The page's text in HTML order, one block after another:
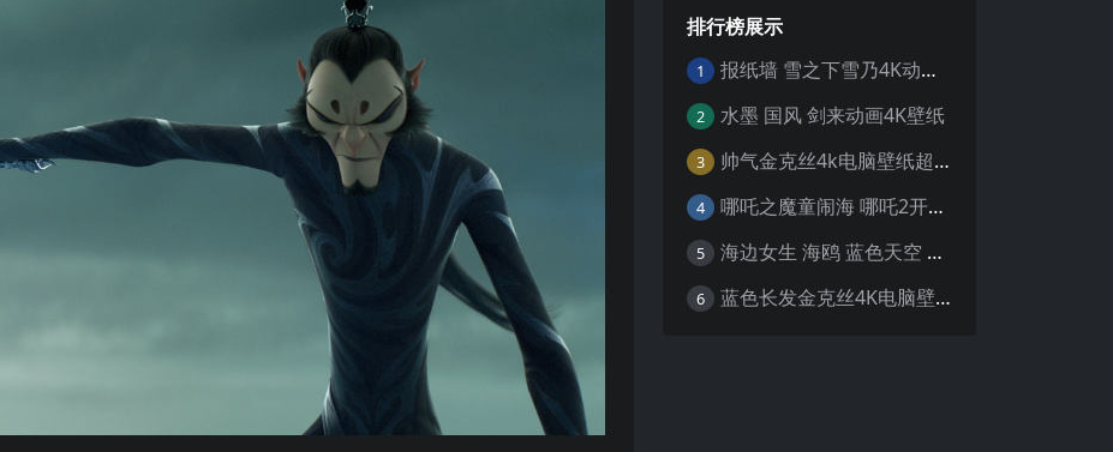
排行榜展示
1 报纸墙 雪之下雪乃4K动漫壁纸
2 水墨 国风 剑来动画4K壁纸
3 帅气金克丝4k电脑壁纸超清
4 哪吒之魔童闹海 哪吒2开场4K壁纸
5 海边女生 海鸥 蓝色天空 4K壁纸
6 蓝色长发金克丝4K电脑壁纸